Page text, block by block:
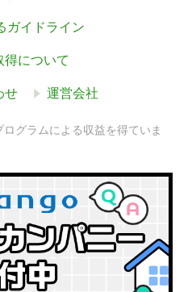
ガイドライン
得について
せ 運営会社
グラムによる収益を得ていま